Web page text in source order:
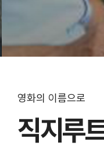
영화의 이름으로
직지루